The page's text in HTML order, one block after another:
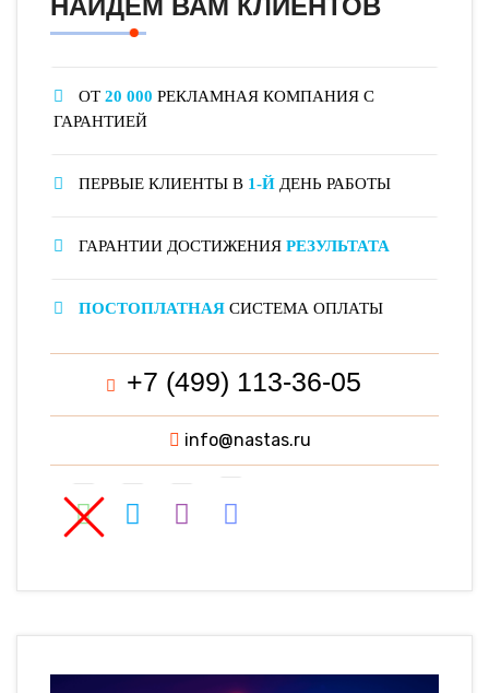
НАЙДЁМ ВАМ КЛИЕНТОВ
ОТ 20 000 РЕКЛАМНАЯ КОМПАНИЯ С
ГАРАНТИЕЙ
ПЕРВЫЕ КЛИЕНТЫ В 1-Й ДЕНЬ РАБОТЫ
ГАРАНТИИ ДОСТИЖЕНИЯ РЕЗУЛЬТАТА
ПОСТОПЛАТНАЯ СИСТЕМА ОПЛАТЫ
+7 (499) 113-36-05
info@nastas.ru